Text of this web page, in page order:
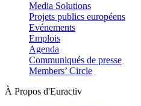
Media Solutions
Projets publics européens
Evénements
Emplois
Agenda
Communiqués de presse
Members’ Circle
À Propos d'Euractiv